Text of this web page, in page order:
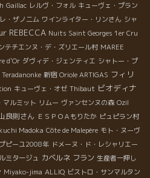
Gaillac レルヴ・フォル キューヴェ・プラン
レ・ザノ二ム ワインライター・リンさん シャ
REBECCA Nuits Saint Georges 1er Cru
テチエンヌ・デ・ズリエール村 MAREE
d'Or ダヴィデ・ジェンティエ シャトー・プ
Teradanonke 新宿 Oriole ARTIGAS フィリ
キューヴェ・オゼ Thibaut ビオディナ
マルミット リムー ヴァンセンヌの森 Ozil
良則さん ＥＳＰＯＡもりたか ピュピラン村
Madoka Côte de Malepère モト・ヌーヴ
プピーユ2008年 ドメーヌ・ド・レシャリエー
ミタージュ カベルネ フラン 生産者一押し
Miyako-jima ALLIQ ビストロ・サンマルタン